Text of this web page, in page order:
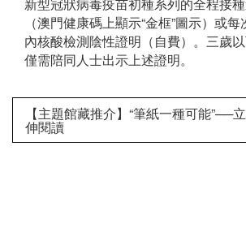
新型冠狀病毒疫苗初種系列的全程接
（澳門健康碼上顯示“金框”圖示）或
內核酸檢測陰性證明（自費）。三歲
僅需陪同人士出示上述證明。
【主題館藏推介】“筆紙一種可能”──
伸閱讀